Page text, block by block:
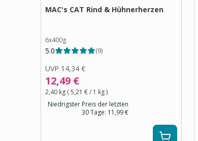
MAC's CAT Rind & Hühnerherzen
6x400g
5.0 (9)
UVP 14,34 €
12,49 €
2,40 kg (5,21 €/ 1 kg)
Niedrigster Preis der letzten
30 Tage: 11,99 €